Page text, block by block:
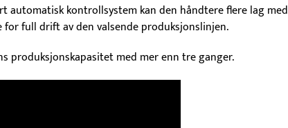
kontrollsystem kan den håndtere flere lag med
full drift av den valsende produksjonslinjen.
produksjonskapasitet med mer enn tre ganger.